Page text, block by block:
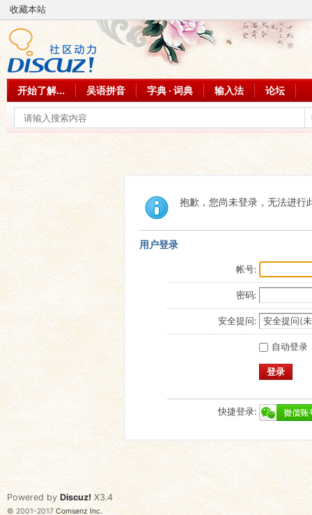
收藏本站
开始了解... 吴语拼音 字典 · 词典 输入法 论坛
抱歉，您尚未登录，无法进行
用户登录
帐号:
密码:
安全提问:
自动登录
登录
快捷登录:
Powered by Discuz! X3.4
© 2001-2017 Comsenz Inc.